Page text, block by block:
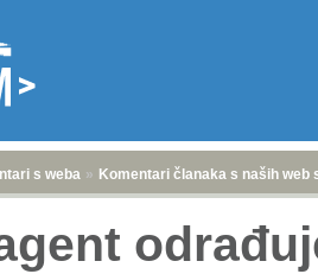
s weba » Komentari članaka s naših web